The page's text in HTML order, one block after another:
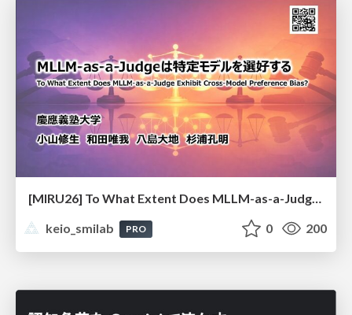
[MIRU26] To What Extent Does MLLM-as-a-Judge Exhibit Cross-Model Preference Bias?
keio_smilab
PRO 0 200